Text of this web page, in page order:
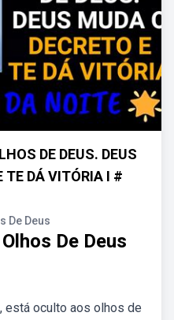
DE DEUS. DEUS
TE DÁ VITÓRIA I #
De Deus
De Deus
está oculto aos olhos de